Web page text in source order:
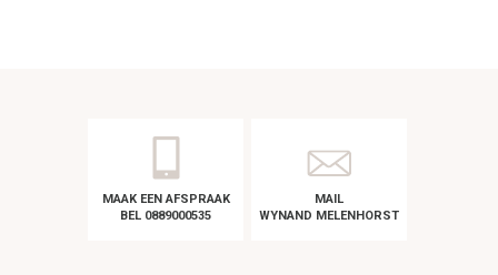
MAAK EEN AFSPRAAK
BEL 0889000535
MAIL
WYNAND MELENHORST